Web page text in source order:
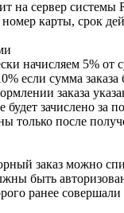
на сервер системы
карты, срок
начисляем 5% от
если сумма заказа
заказа
будет зачислено за
только после
заказ можно
быть
ранее